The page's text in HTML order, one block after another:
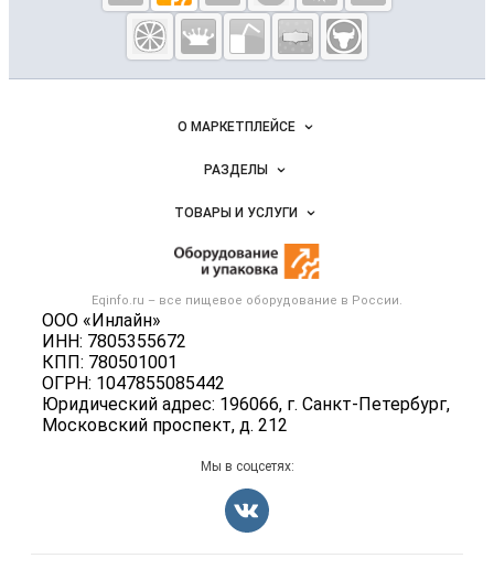
Eqinfo.ru —
пищевое
оборудование
и упаковка
Важные разделы и контакты
Eqinfo.ru – все пищевое оборудование в России.
ООО «Инлайн»
ИНН: 7805355672
КПП: 780501001
ОГРН: 1047855085442
Юридический адрес: 196066, г. Санкт-Петербург,
Московский проспект, д. 212
Навигация по сайтуО МАРКЕТПЛЕЙСЕ
Новости Eqinfo.ru
Размещение рекламы
Публичная оферта
Контактная информация
Политика обработки персональных данных
РАЗДЕЛЫ
Объявления
Вакансии
Блог
ТОВАРЫ И УСЛУГИ
Оборудование для пищепрома
Тара и упаковка
Б/у оборудование
Информация о компаниях
Добавить объявление
Карта объявлений
Мы в соцсетях: